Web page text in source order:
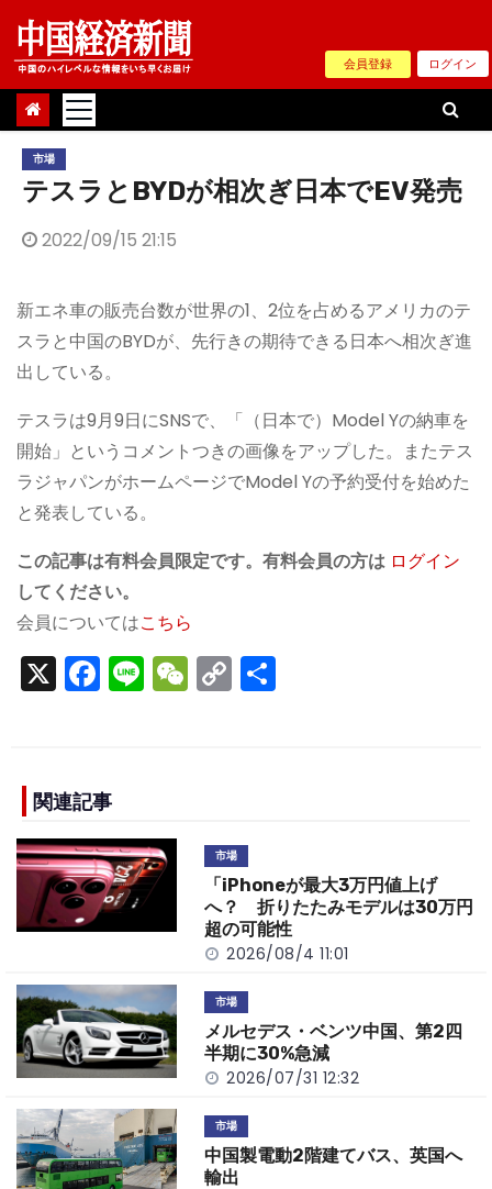
Skip
content
会員登録 ログイン
市場
テスラとBYDが相次ぎ日本でEV発売
2022/09/15 21:15
新エネ車の販売台数が世界の1、2位を占めるアメリカのテ
スラと中国のBYDが、先行きの期待できる日本へ相次ぎ進
出している。
テスラは9月9日にSNSで、「（日本で）Model Yの納車を
開始」というコメントつきの画像をアップした。またテス
ラジャパンがホームページでModel Yの予約受付を始めた
と発表している。
この記事は有料会員限定です。有料会員の方は ログイン
してください。
会員についてはこちら
X F
a
e
b
o
o
k
Li
n
W
e
C
o
n
k
関連記事
市場
「iPhoneが最大3万円値上げ
へ？ 折りたたみモデルは30万円
超の可能性
2026/08/4 11:01
市場
メルセデス・ベンツ中国、第2四
半期に30%急減
2026/07/31 12:32
市場
中国製電動2階建てバス、英国へ
輸出